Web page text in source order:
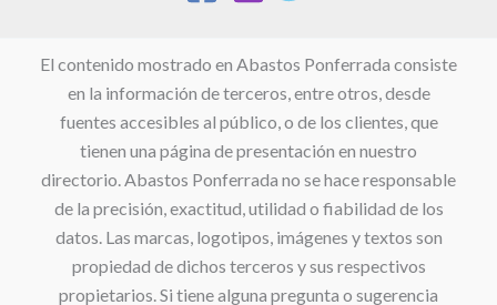
El contenido mostrado en Abastos Ponferrada consiste
en la información de terceros, entre otros, desde
fuentes accesibles al público, o de los clientes, que
tienen una página de presentación en nuestro
directorio. Abastos Ponferrada no se hace responsable
de la precisión, exactitud, utilidad o fiabilidad de los
datos. Las marcas, logotipos, imágenes y textos son
propiedad de dichos terceros y sus respectivos
propietarios. Si tiene alguna pregunta o sugerencia